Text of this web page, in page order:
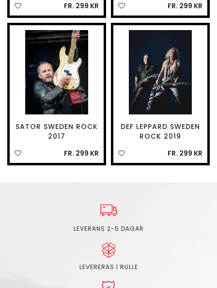
FR. 299 KR
FR. 299 KR
SATOR SWEDEN ROCK
2017
FR. 299 KR
DEF LEPPARD SWEDEN
ROCK 2019
FR. 299 KR
LEVERANS 2-5 DAGAR
LEVERERAS I RULLE